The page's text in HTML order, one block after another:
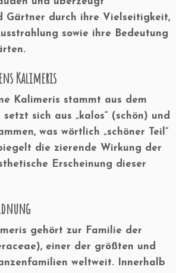
Gärtner durch ihre Vielseitigkeit,
sowie ihre Bedeutung
Kalimeris
Kalimeris stammt aus dem
sich aus „kalos“ (schön) und
was wörtlich „schöner Teil“
die zierende Wirkung der
Erscheinung dieser
gehört zur Familie der
, einer der größten und
weltweit. Innerhalb